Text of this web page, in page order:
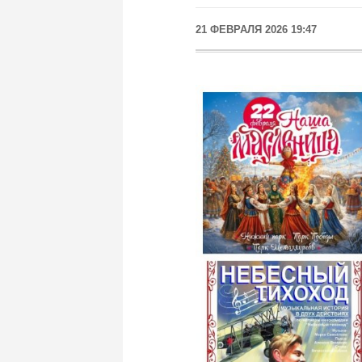
21 ФЕВРАЛЯ 2026 19:47